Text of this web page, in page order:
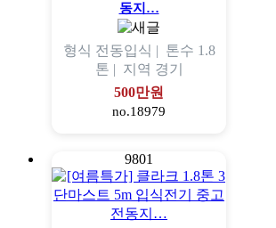
동지…
형식 전동입식 | 톤수 1.8
톤 | 지역 경기
500만원
no.18979
9801